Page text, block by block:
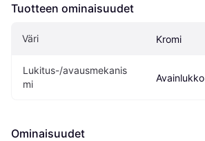
Tuotteen ominaisuudet
Väri Kromi
Lukitus-/avausmekanis
mi
Avainlukko
Ominaisuudet